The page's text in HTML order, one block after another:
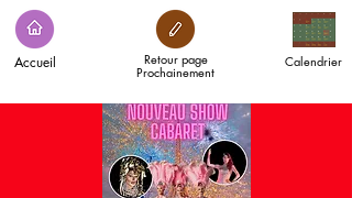
Accueil Calendrier
Retour page
Prochainement